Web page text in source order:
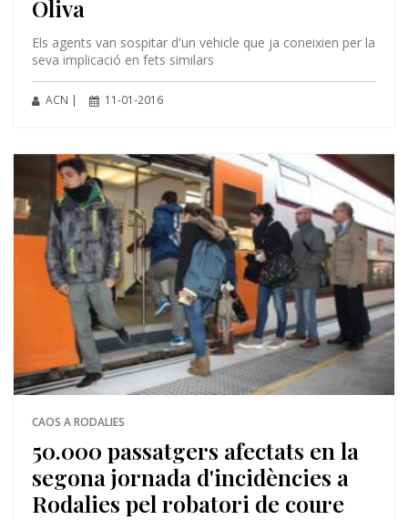
Oliva
Els agents van sospitar d'un vehicle que ja coneixien per la
seva implicació en fets similars
ACN | 11-01-2016
CAOS A RODALIES
50.000 passatgers afectats en la
segona jornada d'incidències a
Rodalies pel robatori de coure